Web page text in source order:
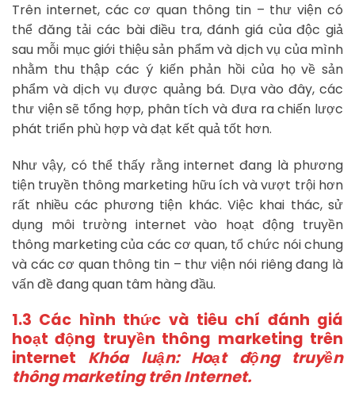
Trên internet, các cơ quan thông tin – thư viện có
thể đăng tải các bài điều tra, đánh giá của độc giả
sau mỗi mục giới thiệu sản phẩm và dịch vụ của mình
nhằm thu thập các ý kiến phản hồi của họ về sản
phẩm và dịch vụ được quảng bá. Dựa vào đây, các
thư viện sẽ tổng hợp, phân tích và đưa ra chiến lược
phát triển phù hợp và đạt kết quả tốt hơn.
Như vậy, có thể thấy rằng internet đang là phương
tiện truyền thông marketing hữu ích và vượt trội hơn
rất nhiều các phương tiện khác. Việc khai thác, sử
dụng môi trường internet vào hoạt động truyền
thông marketing của các cơ quan, tổ chức nói chung
và các cơ quan thông tin – thư viện nói riêng đang là
vấn đề đang quan tâm hàng đầu.
1.3 Các hình thức và tiêu chí đánh giá
hoạt động truyền thông marketing trên
internet Khóa luận: Hoạt động truyền
thông marketing trên Internet.